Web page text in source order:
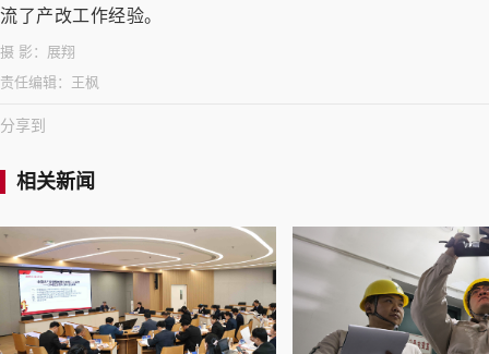
流了产改工作经验。
摄 影： 展翔
责任编辑： 王枫
分享到
相关新闻